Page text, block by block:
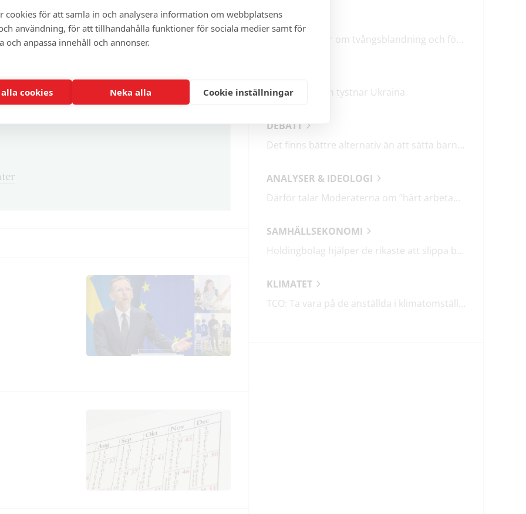
cookies för att samla in och analysera information om webbplatsens
användning, för att tillhandahålla funktioner för sociala medier samt för
och anpassa innehåll och annonser.
cookies Neka alla Cookie inställningar
och cirka 100 andra exklusiva och
LEDARE
M & SD hycklar om tvångsblandning och förvärrar segregationen
Mitt i frukosten tystnar Ukraina
DEBATT
Det finns bättre alternativ än att sätta barn i fängelse
ANALYSER & IDEOLOGI
Därför talar Moderaterna om ”hårt arbetande människor”
SAMHÄLLSEKONOMI
Holdingbolag hjälper de rikaste att slippa betala miljarder i skatt
KLIMATET
TCO: Ta vara på de anställda i klimatomställningen